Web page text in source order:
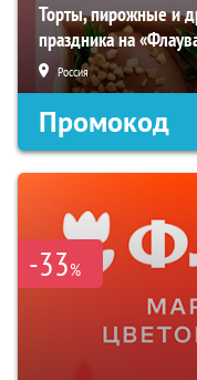
Торты, пирожные и
праздника на
Россия
Промокод
-33%